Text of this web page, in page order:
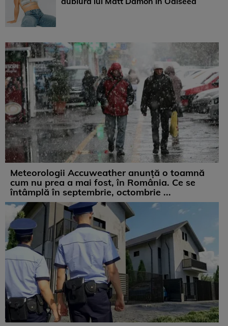
Meteorologii Accuweather anunță o toamnă
cum nu prea a mai fost, în România. Ce se
întâmplă în septembrie, octombrie ...